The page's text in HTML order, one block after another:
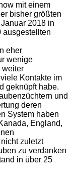
mit einem
bisher größten
2018 in
ausgestellten
eher
wenige
weiter
Kontakte im
geknüpft habe.
und
deren
System haben
England,
zuletzt
zu verdanken
in über 25